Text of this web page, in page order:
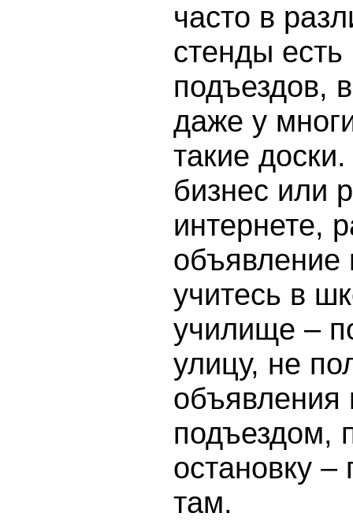
часто в
стенды
подъездов,
даже у
такие
бизнес или
интернете,
объявление
учитесь в
училище –
улицу, не
объявления
подъездом,
остановку
там.